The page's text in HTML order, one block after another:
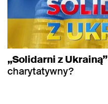
„Solidarni z Ukrainą”
charytatywny?